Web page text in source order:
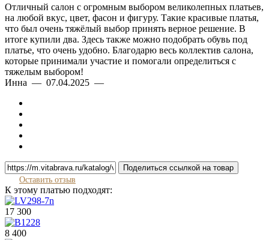
Отличный салон с огромным выбором великолепных платьев,
на любой вкус, цвет, фасон и фигуру. Такие красивые платья,
что был очень тяжёлый выбор принять верное решение. В
итоге купили два. Здесь также можно подобрать обувь под
платье, что очень удобно. Благодарю весь коллектив салона,
которые принимали участие и помогали определиться с
тяжелым выбором!
Инна — 07.04.2025 —
Поделиться ссылкой на товар
Оставить отзыв
К этому платью подходят:
17 300
8 400